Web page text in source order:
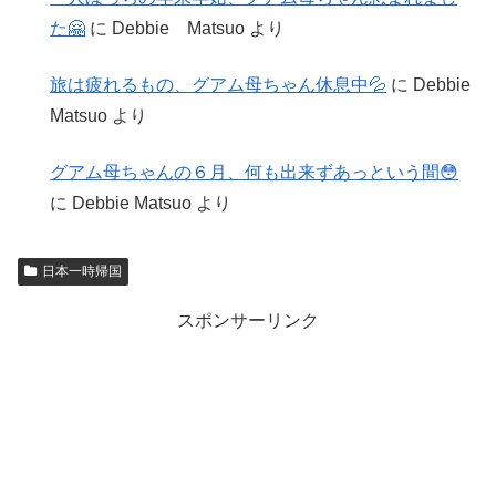
た🤗 に Debbie Matsuo より
旅は疲れるもの、グアム母ちゃん休息中💦 に Debbie
Matsuo より
グアム母ちゃんの６月、何も出来ずあっという間😳
に Debbie Matsuo より
日本一時帰国
スポンサーリンク